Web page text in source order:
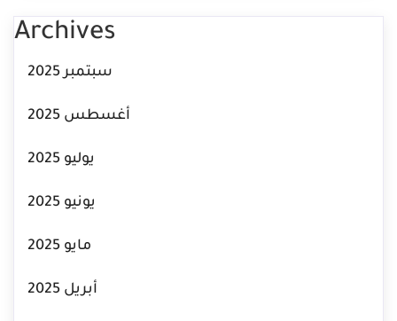
Archives
سبتمبر 2025
أغسطس 2025
يوليو 2025
يونيو 2025
مايو 2025
أبريل 2025